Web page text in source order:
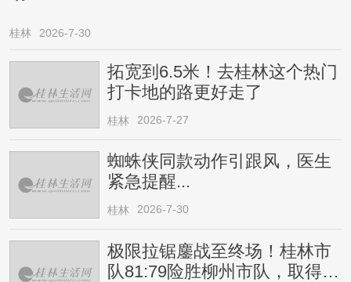
桂林 2026-7-30
拓宽到6.5米！去桂林这个热门
打卡地的路更好走了
桂林 2026-7-27
蜘蛛侠同款动作引跟风，医生
紧急提醒...
桂林 2026-7-30
极限拉锯鏖战至终场！桂林市
队81:79险胜柳州市队，取得四